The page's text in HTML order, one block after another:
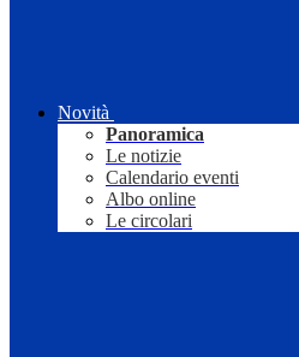
Novità
Panoramica
Le notizie
Calendario eventi
Albo online
Le circolari